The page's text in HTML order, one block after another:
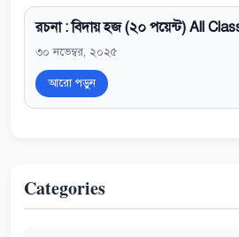
রচনা : বিদায় হজ (২০ পয়েন্ট) All
৩০ নভেম্বর, ২০২৫
আরো পড়ুন
Categories